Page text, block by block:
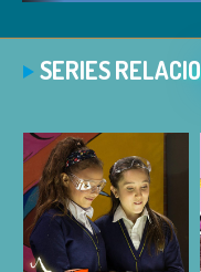
SERIES